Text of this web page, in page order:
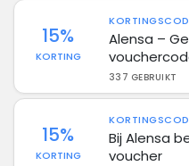
15%
KORTING
Alensa –
337 GEBRUIKT
15%
KORTING
Bij Alensa
voucher